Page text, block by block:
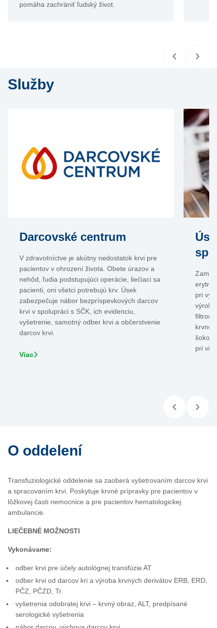
pomáha zachrániť ľudský život.
Služby
Darcovské centrum
V zdravotníctve je akútny nedostatok krvi pre
pacientov v ohrození života. Obete úrazov a
nehôd, ľudia podstupujúci operácie, liečiaci sa
pacienti, oni všetci potrebujú krv. Úsek
zabezpečuje nábor bezpríspevkových darcov
krvi v spolupráci s SČK, ich evidenciu,
vyšetrenie, samotný odber krvi a občerstvenie
darcov krvi.
Viac
pri
pri
O oddelení
Transfuziologické oddelenie sa zaoberá vyšetrovaním darcov krvi
a spracovaním krvi. Poskytuje krvné prípravky pre pacientov v
lôžkovej časti nemocnice a pre pacientov hematologickej
ambulancie.
LIEČEBNÉ MOŽNOSTI
Vykonávame:
odber krvi pre účely autológnej transfúzie AT
odber krvi od darcov kri a výroba krvných derivátov ERB, ERD,
PČZ, PČZD, Tr.
vyšetrenia odobratej krvi – krvný obraz, ALT, predpísané
serologické vyšetrenia